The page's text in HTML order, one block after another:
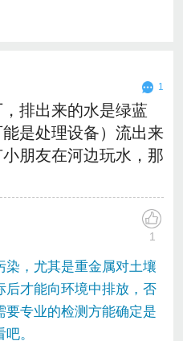
1
排出来的水是绿蓝
是处理设备）流出来
朋友在河边玩水，那
1
染，尤其是重金属对土壤
后才能向环境中排放，否
要专业的检测方能确定是
。